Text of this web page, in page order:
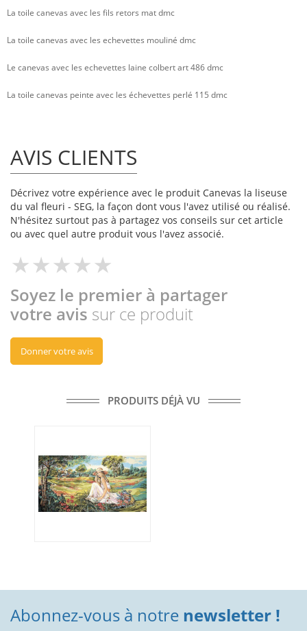
La toile canevas avec les fils retors mat dmc
La toile canevas avec les echevettes mouliné dmc
Le canevas avec les echevettes laine colbert art 486 dmc
La toile canevas peinte avec les échevettes perlé 115 dmc
AVIS CLIENTS
Décrivez votre expérience avec le produit Canevas la liseuse
du val fleuri - SEG, la façon dont vous l'avez utilisé ou réalisé.
N'hésitez surtout pas à partagez vos conseils sur cet article
ou avec quel autre produit vous l'avez associé.
Soyez le premier à partager
votre avis sur ce produit
Donner votre avis
PRODUITS DÉJÀ VU
Abonnez-vous à notre newsletter !